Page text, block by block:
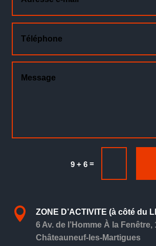
9 + 6=

ZONE D’ACTIVITE (à côté du
6 Av. de l’Homme À la Fenêtre,
Châteauneuf-les-Martigues